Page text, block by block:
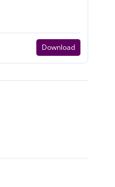
Download